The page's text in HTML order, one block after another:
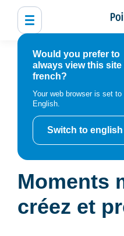
Would you prefer to
always view this site
french?
Your web browser is set to
English.
Switch to english
Accueil
Bibliothèque,
Programmation et inscription
activités
Moments
Cet
Moments
créez et